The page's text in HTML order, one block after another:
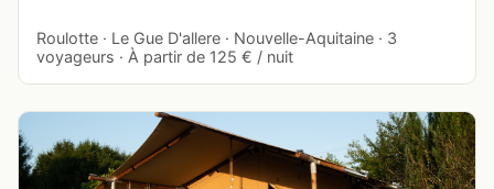
Roulotte · Le Gue D'allere · Nouvelle-Aquitaine · 3
voyageurs · À partir de 125 € / nuit